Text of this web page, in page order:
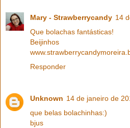
Mary - Strawberrycandy 14
Que bolachas fantásticas!
Beijinhos
Responder
Unknown 14 de janeiro de
que belas bolachinhas:)
bjus